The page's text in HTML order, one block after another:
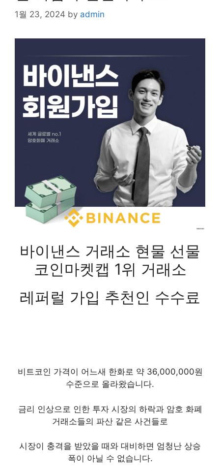
1월 23, 2024 by admin
바이낸스 거래소 현물 선물
코인마켓캡 1위 거래소
레퍼럴 가입 추천인 수수료
비트코인 가격이 어느새 한화로 약 36,000,000원
수준으로 올라왔습니다.
금리 인상으로 인한 투자 시장의 하락과 암호 화폐
거래소들의 파산 같은 사건들로
시장이 충격을 받았을 때와 대비하면 엄청난 상승
폭이 아닐 수 없습니다.